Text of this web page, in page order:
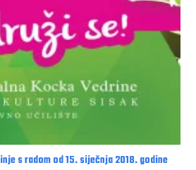
s radom od 15. siječnja 2018. godine